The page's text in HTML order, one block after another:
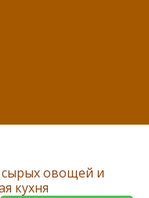
овощей и
кухня